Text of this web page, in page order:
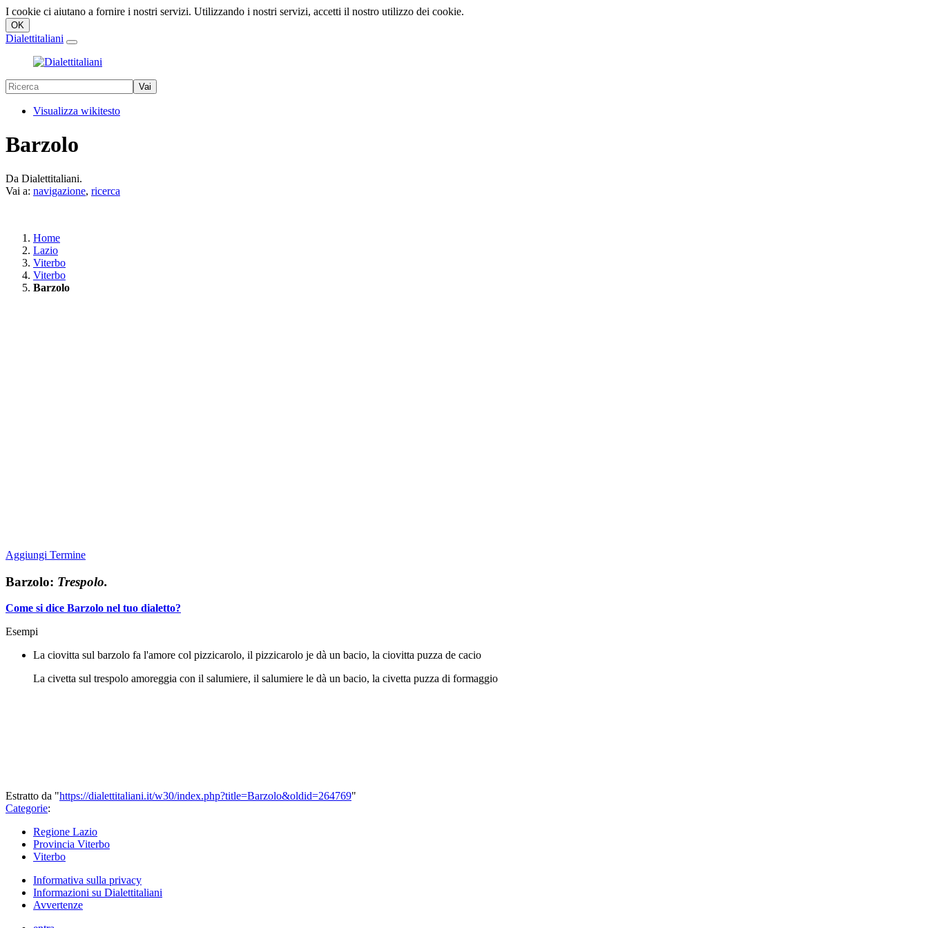
I cookie ci aiutano a fornire i nostri servizi. Utilizzando i nostri servizi, accetti il nostro utilizzo dei cookie.
Dialettitaliani
Visualizza wikitesto
Barzolo
Da Dialettitaliani.
Vai a: navigazione, ricerca
Home
Lazio
Viterbo
Viterbo
Barzolo
Aggiungi Termine
Barzolo: Trespolo.
Come si dice Barzolo nel tuo dialetto?
Esempi
La ciovitta sul barzolo fa l'amore col pizzicarolo, il pizzicarolo je dà un bacio, la ciovitta puzza de cacio
La civetta sul trespolo amoreggia con il salumiere, il salumiere le dà un bacio, la civetta puzza di formaggio
Estratto da "https://dialettitaliani.it/w30/index.php?title=Barzolo&oldid=264769"
Categorie:
Regione Lazio
Provincia Viterbo
Viterbo
Informativa sulla privacy
Informazioni su Dialettitaliani
Avvertenze